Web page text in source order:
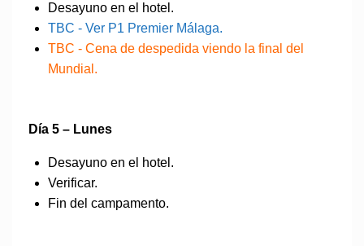
Desayuno en el hotel.
TBC - Ver P1 Premier Málaga.
TBC - Cena de despedida viendo la final del
Mundial.
Día 5 – Lunes
Desayuno en el hotel.
Verificar.
Fin del campamento.